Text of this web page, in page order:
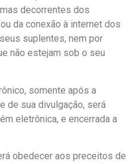
decorrentes dos
da conexão à internet dos
suplentes, nem por
não estejam sob o seu
somente após a
de sua divulgação, será
eletrônica, e encerrada a
obedecer aos preceitos de